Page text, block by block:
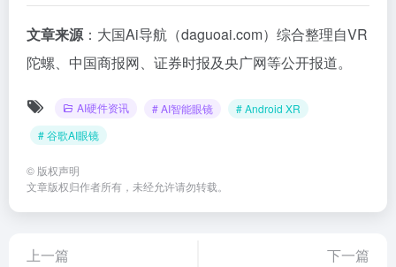
文章来源：大国Ai导航（daguoai.com）综合整理自VR
陀螺、中国商报网、证券时报及央广网等公开报道。
AI硬件资讯 # AI智能眼镜
# Android XR
# 谷歌AI眼镜
© 版权声明
文章版权归作者所有，未经允许请勿转载。
上一篇 下一篇